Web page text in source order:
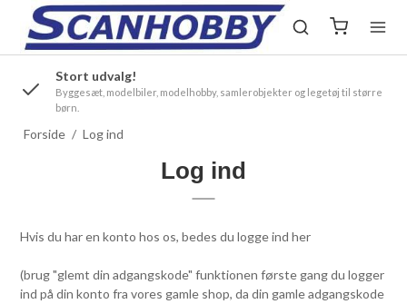
Stort udvalg!
Byggesæt, modelbiler, modelhobby, samlerobjekter og legetøj til større
børn.
Forside / Log ind
Log ind
Hvis du har en konto hos os, bedes du logge ind her
(brug "glemt din adgangskode" funktionen første gang du logger
ind på din konto fra vores gamle shop, da din gamle adgangskode